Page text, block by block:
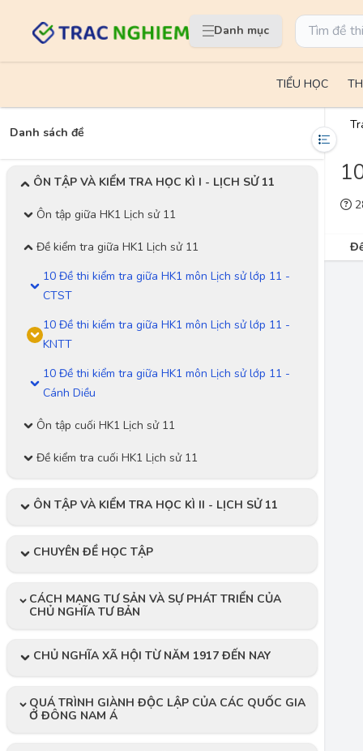
Danh mục
TIỂU HỌC
Danh sách đề
ÔN TẬP VÀ KIỂM TRA HỌC KÌ I - LỊCH SỬ 11
Ôn tập giữa HK1 Lịch sử 11
Đề kiểm tra giữa HK1 Lịch sử 11
10 Đề thi kiểm tra giữa HK1 môn Lịch sử lớp 11 -
CTST
10 Đề thi kiểm tra giữa HK1 môn Lịch sử lớp 11 -
KNTT
10 Đề thi kiểm tra giữa HK1 môn Lịch sử lớp 11 -
Cánh Diều
Ôn tập cuối HK1 Lịch sử 11
Đề kiểm tra cuối HK1 Lịch sử 11
ÔN TẬP VÀ KIỂM TRA HỌC KÌ II - LỊCH SỬ 11
CHUYÊN ĐỀ HỌC TẬP
CÁCH MẠNG TƯ SẢN VÀ SỰ PHÁT TRIỂN CỦA
CHỦ NGHĨA TƯ BẢN
CHỦ NGHĨA XÃ HỘI TỪ NĂM 1917 ĐẾN NAY
QUÁ TRÌNH GIÀNH ĐỘC LẬP CỦA CÁC QUỐC GIA
Ở ĐÔNG NAM Á